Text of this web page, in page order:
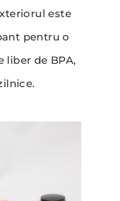
este
pentru o
liber de BPA,